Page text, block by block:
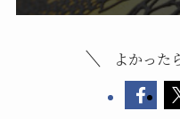
よかった